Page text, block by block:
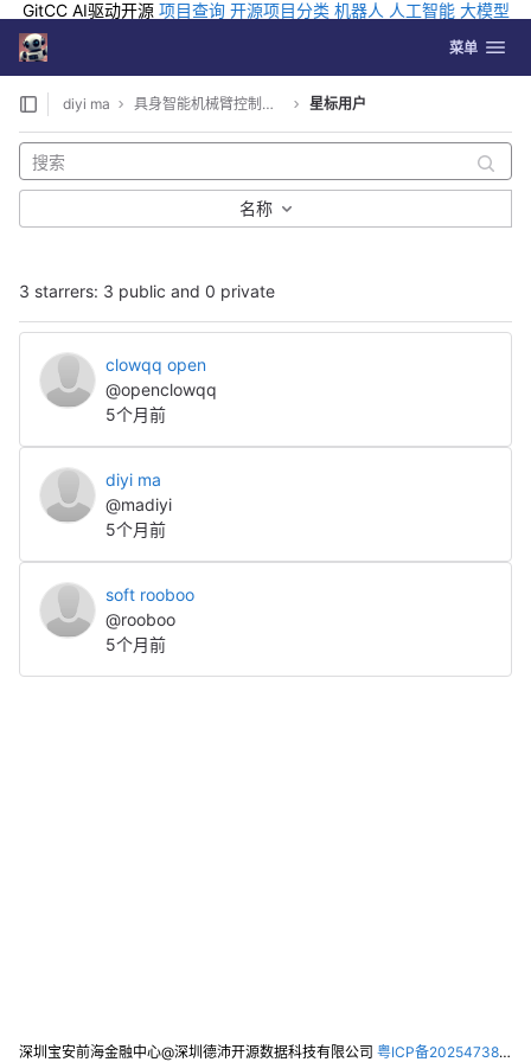
GitCC AI驱动开源 项目查询 开源项目分类 机器人 人工智能 大模型
排行
Skip to content
GitLab 切换导航
菜单
diyi ma 具身智能机械臂控制系统 星标用户
3 starrers: 3 public and 0 private
名称
clowqq open
@openclowqq
5个月前
diyi ma
@madiyi
5个月前
soft rooboo
@rooboo
5个月前
深圳宝安前海金融中心@深圳德沛开源数据科技有限公司 粤ICP备2025473821号-2